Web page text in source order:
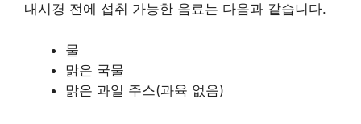
내시경 전에 섭취 가능한 음료는 다음과 같습니다.
물
맑은 국물
맑은 과일 주스(과육 없음)